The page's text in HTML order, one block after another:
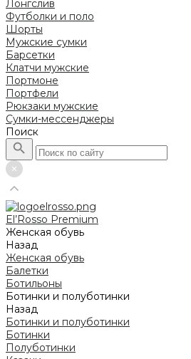
Лонгслив
Футболки и поло
Шорты
Мужские сумки
Барсетки
Клатчи мужские
Портмоне
Портфели
Рюкзаки мужские
Сумки-мессенджеры
Поиск
El’Rosso Premium
Женская обувь
Назад
Женская обувь
Балетки
Ботильоны
Ботинки и полуботинки
Назад
Ботинки и полуботинки
Ботинки
Полуботинки